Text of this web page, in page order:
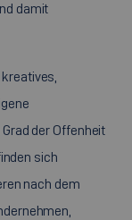
damit
der Offenheit
sich
nach dem